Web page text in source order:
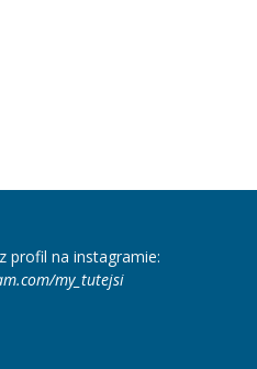
profil na instagramie:
my_tutejsi